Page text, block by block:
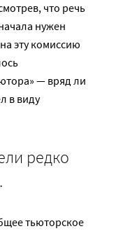
что речь
нужен
эту комиссию
— вряд ли
в виду
редко
тьюторское